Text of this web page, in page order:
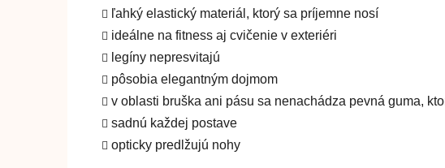
ľahký elastický materiál, ktorý sa príjemne nosí
ideálne na fitness aj cvičenie v exteriéri
legíny nepresvitajú
pôsobia elegantným dojmom
v oblasti bruška ani pásu sa nenachádza pevná guma,
sadnú každej postave
opticky predlžujú nohy